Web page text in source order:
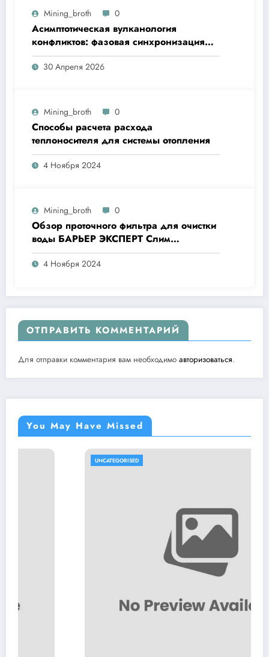
Mining_broth 0
Асимптотическая вулканология
конфликтов: фазовая синхронизация
утреннего кофе и неравенства
30 Апреля 2026
Mining_broth 0
Способы расчета расхода
теплоносителя для системы отопления
4 Ноября 2024
Mining_broth 0
Обзор проточного фильтра для очистки
воды БАРЬЕР ЭКСПЕРТ Слим
Жесткость
4 Ноября 2024
ОТПРАВИТЬ КОММЕНТАРИЙ
Для отправки комментария вам необходимо авторизоваться.
You May Have Missed